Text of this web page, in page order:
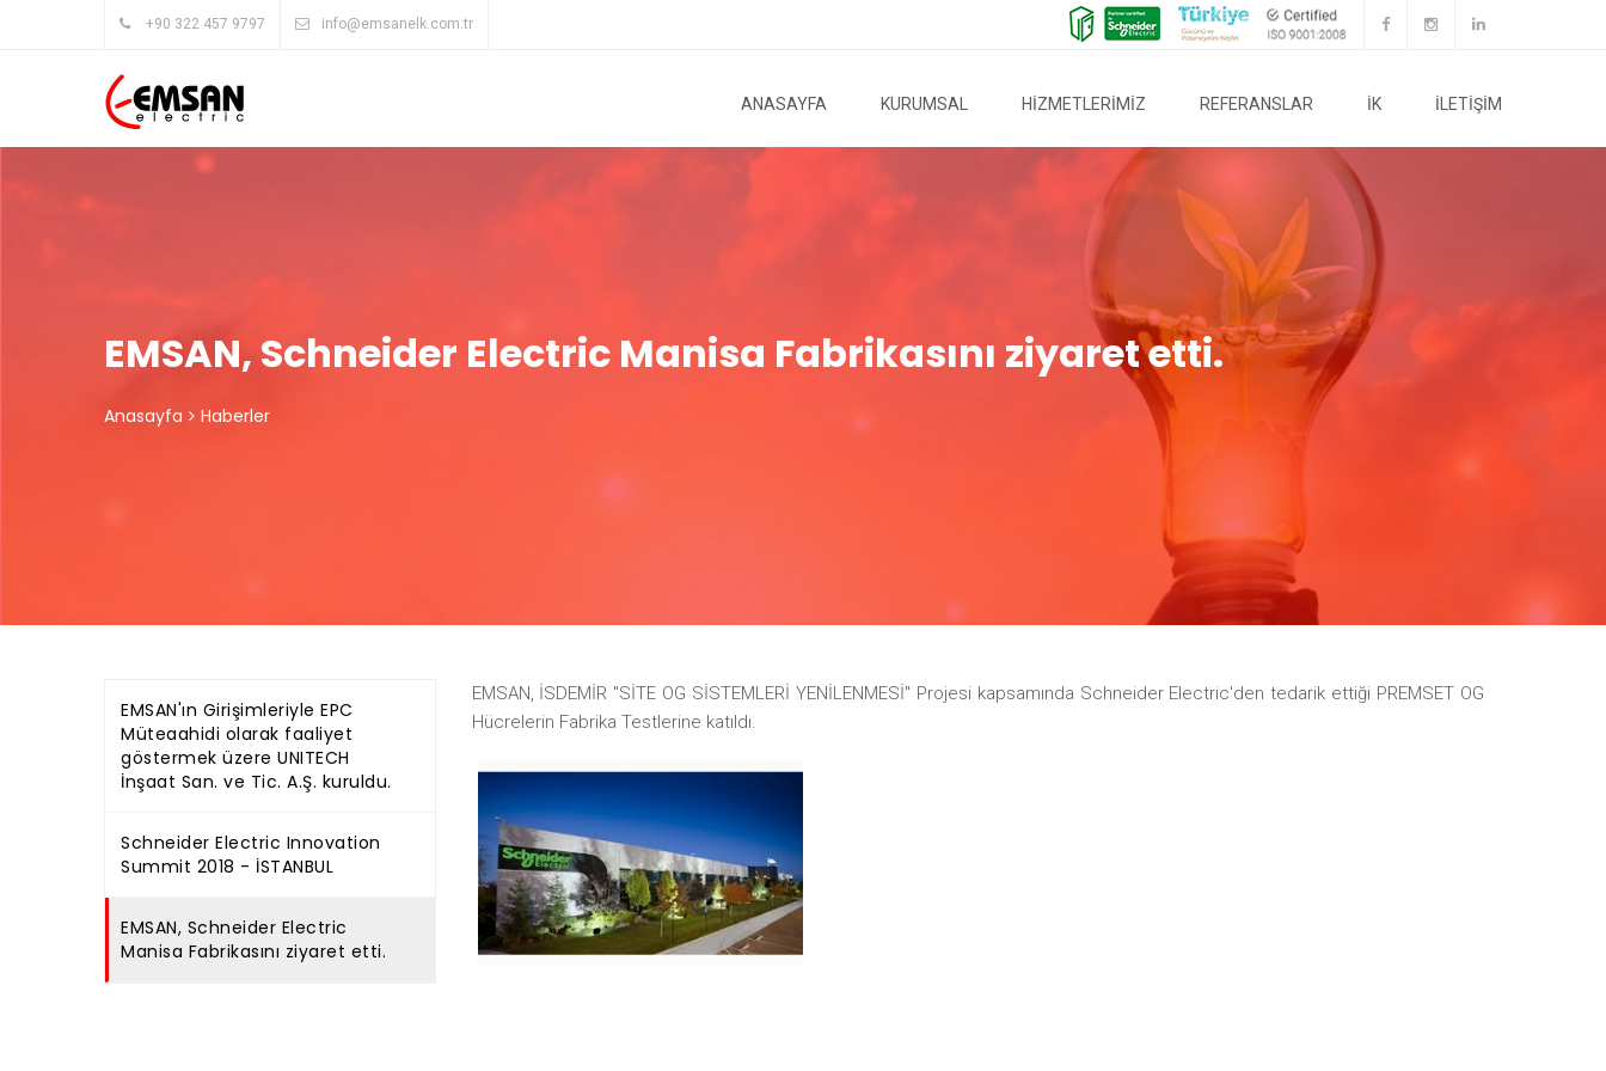
+90 322 457 9797 info@emsanelk.com.tr
ANASAYFA KURUMSAL HİZMETLERİMİZ REFERANSLAR İK İLETİŞİM
EMSAN, Schneider Electric Manisa Fabrikasını ziyaret etti.
Anasayfa Haberler
EMSAN'ın Girişimleriyle EPC
Müteaahidi olarak faaliyet
göstermek üzere UNITECH
İnşaat San. ve Tic. A.Ş. kuruldu.
Schneider Electric Innovation
Summit 2018 - İSTANBUL
EMSAN, Schneider Electric
Manisa Fabrikasını ziyaret etti.
EMSAN, İSDEMİR ''SİTE OG SİSTEMLERİ YENİLENMESİ'' Projesi kapsamında Schneider Electric'den tedarik ettiği PREMSET OG
Hücrelerin Fabrika Testlerine katıldı.